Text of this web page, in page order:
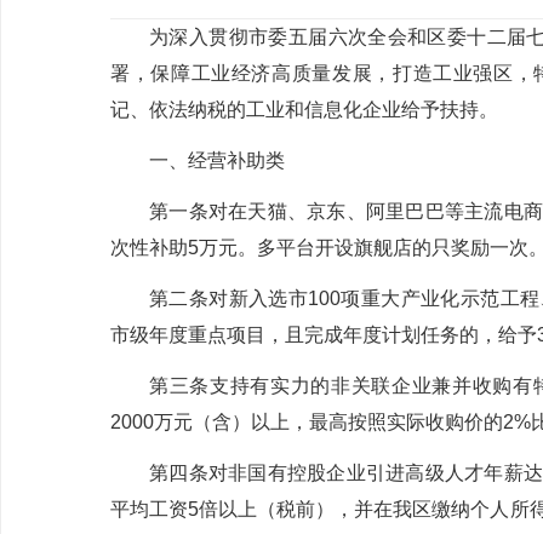
为深入贯彻市委五届六次全会和区委十二届
署，保障工业经济高质量发展，打造工业强区
记、依法纳税的工业和信息化企业给予扶持。
一、经营补助类
第一条对在天猫、京东、阿里巴巴等主流电
次性补助5万元。多平台开设旗舰店的只奖励一次
第二条对新入选市100项重大产业化示范工
市级年度重点项目，且完成年度计划任务的，给予
第三条支持有实力的非关联企业兼并收购
2000万元（含）以上，最高按照实际收购价的2%
第四条对非国有控股企业引进高级人才年薪
平均工资5倍以上（税前），并在我区缴纳个人所